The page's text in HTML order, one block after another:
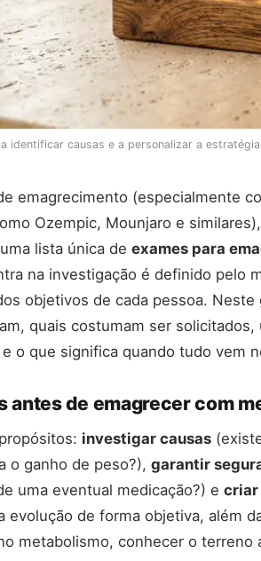
identificar causas e a personalizar a
emagrecimento (especialmente
Ozempic, Mounjaro e similares),
lista única de exames para
na investigação é definido pelo
objetivos de cada pessoa. Neste
quais costumam ser solicitados,
o que significa quando tudo vem
antes de emagrecer com
investigar causas
o ganho de peso?), garantir
uma eventual medicação?) e criar
evolução de forma objetiva, além
metabolismo, conhecer o terreno